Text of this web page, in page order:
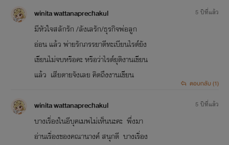
winita wattanaprechakul
มีหัวใจสลักรัก /ลังเลรัก/ธุรกิจพ่อลูก
อ่อน แล้ว พ่ายรักภรรยาตีทะเบียนไรต์ยัง
เขียนไม่จบหรือคะ หรือว่าไรต์ยุติงานเขียน
แล้ว เสียดายจังเลย คิดถึงงานเขียน
5 ปีที่แล้ว
ตอบกลับ (1)
winita wattanaprechakul
บางเรื่องในอีบุคเมพไม่เห็นนะคะ พึ่งมา
อ่านเรื่องของคณานางค์ สนุกดี บางเรื่อง
5 ปีที่แล้ว